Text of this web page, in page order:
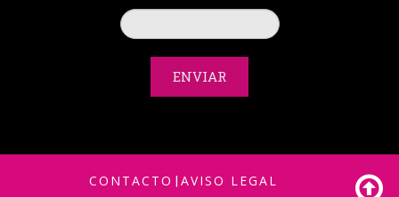
ENVIAR
CONTACTO | AVISO LEGAL